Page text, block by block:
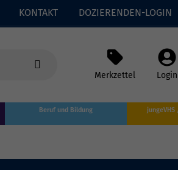
KONTAKT DOZIERENDEN-LOGIN
Merkzettel Login
Beruf und Bildung